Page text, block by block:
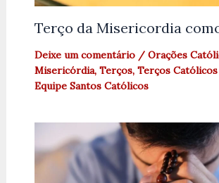
Terço da Misericordia
Deixe um comentário / Orações
Misericórdia, Terços, Terços Católicos
Equipe Santos Católicos